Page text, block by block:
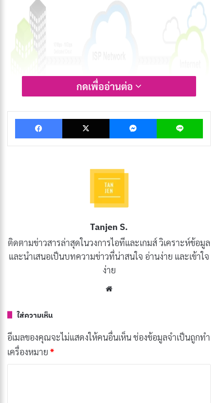
ภาพจากunbornconnect.in
Leased Line Internet หรือที่รู้จักกันทั่วไปว่าเป็นสาย
พรีเมียมที่ให้การเชื่อมต่อเฉพาะระหว่างจุดสองจุด Leased
Line แตกต่างจากการเชื่อมต่อบรอดแบนด์แบบเดิมตรงที่ผู้
ใช้ใช้แบนด์วิธร่วมกัน ซึ่งหมายความว่าจะไม่แชร์แบนด์วิธ
อินเทอร์เน็ตแบบลีสไลน์ หรือ บริการเครือข่ายสัญญาณ
อินเทอร์เน็ตวงกว้างในรูปแบบเช่า คือการเชื่อมต่อเฉพาะที่
มีประสิทธิภาพสูง ซึ่งช่วยให้ธุรกิจต่าง ๆ มีแบนด์วิธที่สมดุล
บรอดแบนด์แบบดั้งเดิมที่ใช้ร่วมกันระหว่างผู้ใช้หลายคน
และอาจประสบกับความเร็วที่ผันผวนในช่วงชั่วโมงเร่งด่วน
สายเช่านำเสนอระดับประสิทธิภาพที่สม่ำเสมอและรับ
กดเพื่ออ่านต่อ
Facebook X Messenger Line
Tanjen S.
ติดตามข่าวสารล่าสุดในวงการไอทีและเกมส์ วิเคราะห์ข้อมูล
และนำเสนอเป็นบทความข่าวที่น่าสนใจ อ่านง่าย และเข้าใจ
ง่าย
ใส่ความเห็น
อีเมลของคุณจะไม่แสดงให้คนอื่นเห็น ช่องข้อมูลจำเป็นถูกทำ
เครื่องหมาย *